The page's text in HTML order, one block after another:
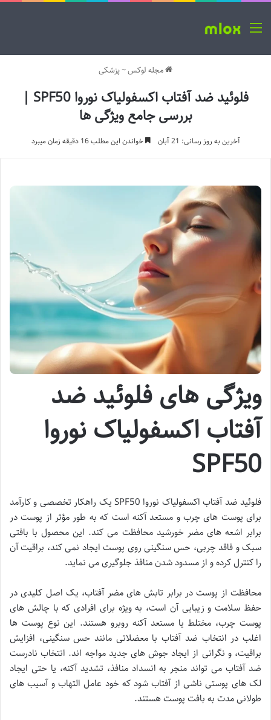
منو
مجله لوکس~پزشکی
فلوئید ضد آفتاب اکسفولیاک نوروا SPF50 |
بررسی جامع ویژگی ها
آخرین به روز رسانی: 21 آبان خواندن این مطلب 16 دقیقه زمان میبرد
ویژگی های فلوئید ضد
آفتاب اکسفولیاک نوروا
SPF50
فلوئید ضد آفتاب اکسفولیاک نوروا SPF50 یک راهکار تخصصی و کارآمد
برای پوست های چرب و مستعد آکنه است که به طور مؤثر از پوست در
برابر اشعه های مضر خورشید محافظت می کند. این محصول با بافتی
سبک و فاقد چربی، حس سنگینی روی پوست ایجاد نمی کند، براقیت آن
را کنترل کرده و از مسدود شدن منافذ جلوگیری می نماید.
محافظت از پوست در برابر تابش های مضر آفتاب، یک اصل کلیدی در
حفظ سلامت و زیبایی آن است، به ویژه برای افرادی که با چالش های
پوست چرب، مختلط یا مستعد آکنه روبرو هستند. این نوع پوست ها
اغلب در انتخاب ضد آفتاب با معضلاتی مانند حس سنگینی، افزایش
براقیت، و نگرانی از ایجاد جوش های جدید مواجه اند. انتخاب نادرست
ضد آفتاب می تواند منجر به انسداد منافذ، تشدید آکنه، یا حتی ایجاد
لک های پوستی ناشی از آفتاب شود که خود عامل التهاب و آسیب های
طولانی مدت به بافت پوست هستند.